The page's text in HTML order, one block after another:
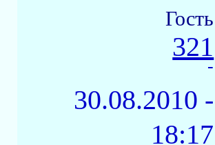
Гость
321
-
30.08.2010 -
18:17